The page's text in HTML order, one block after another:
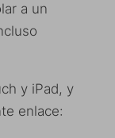
a un
y iPad, y
enlace: